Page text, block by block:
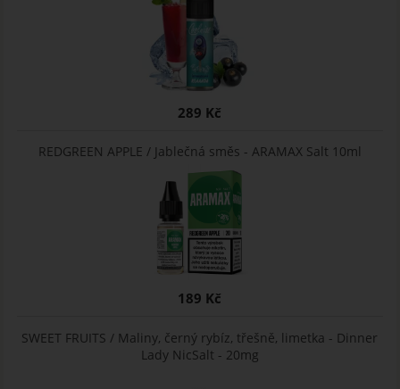
289 Kč
REDGREEN APPLE / Jablečná směs - ARAMAX Salt 10ml
189 Kč
SWEET FRUITS / Maliny, černý rybíz, třešně, limetka - Dinner
Lady NicSalt - 20mg